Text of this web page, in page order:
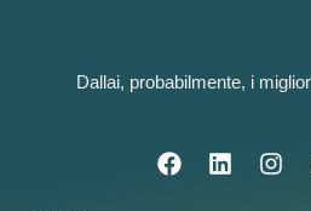
Dallai, probabilmente, i